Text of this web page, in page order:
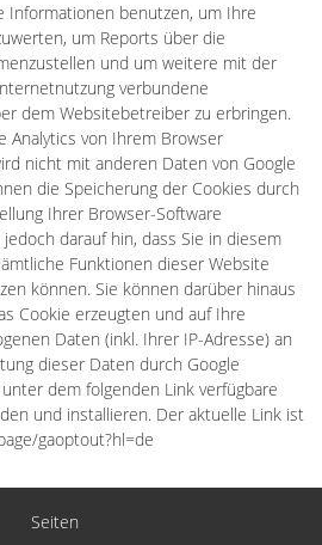
Informationen benutzen, um Ihre
um Reports über die
und um weitere mit der
verbundene
dem Websitebetreiber zu erbringen.
Analytics von Ihrem Browser
nicht mit anderen Daten von Google
die Speicherung der Cookies durch
Ihrer Browser-Software
darauf hin, dass Sie in diesem
Funktionen dieser Website
können. Sie können darüber hinaus
Cookie erzeugten und auf Ihre
Daten (inkl. Ihrer IP-Adresse) an
dieser Daten durch Google
dem folgenden Link verfügbare
und installieren. Der aktuelle Link ist
gaoptout?hl=de
Seiten